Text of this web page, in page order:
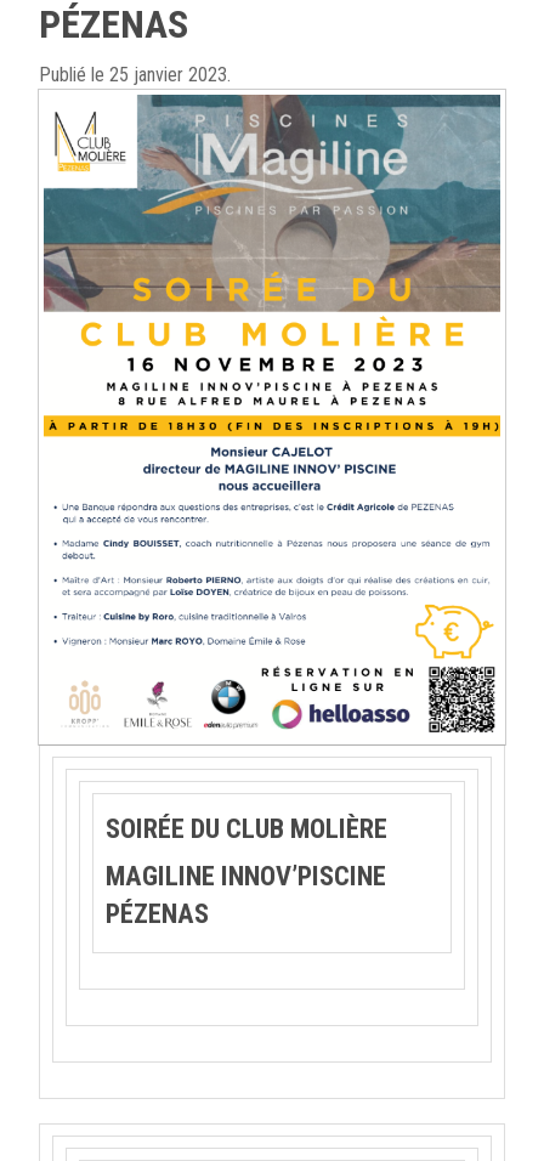
PÉZENAS
Publié le 25 janvier 2023.
SOIRÉE DU CLUB MOLIÈRE
MAGILINE INNOV’PISCINE
PÉZENAS